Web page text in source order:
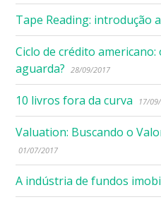
Tape Reading: introdução
Ciclo de crédito
aguarda?
28/09/2017
10 livros fora da curva 17/
Valuation: Buscando o
01/07/2017
A indústria de fundos